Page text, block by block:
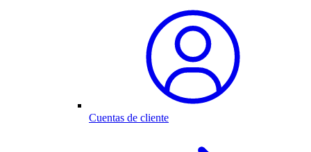
Cuentas de cliente